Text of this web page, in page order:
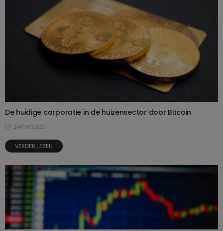
De huidige corporatie in de huizensector door Bitcoin
14/09/2022
VERDER LEZEN